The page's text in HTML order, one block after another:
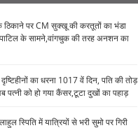
ठिकाने पर CM सुक्‍खू की करतूतों का भंडा
के सामने,वांगचुक की तरह अनशन का
का धरना 1017 वें दिन, पति की तोड़
पत्‍नी को हो गया कैंसर,टूटा दुखों का पहाड़
स्पिति में यात्रियों से भरी सुमो पर गिरी